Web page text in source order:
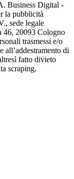
Business Digital -
la pubblicità
sede legale
46, 20093 Cologno
trasmessi e/o
di
fatto divieto
scraping.